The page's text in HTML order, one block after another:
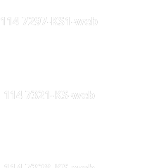
114 7297-KS1-web
114 7321-KS-web